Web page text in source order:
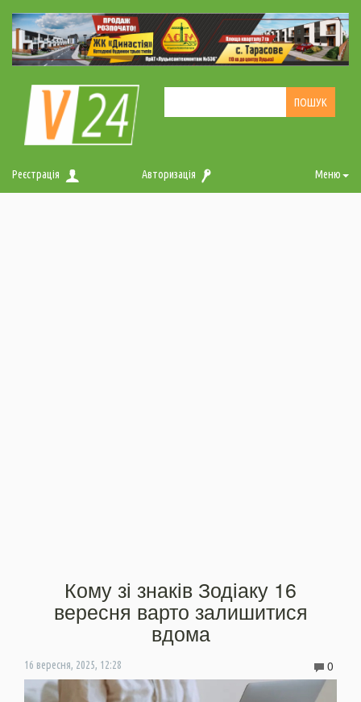
Реєстрація Авторизація Меню
Кому зі знаків Зодіаку 16
вересня варто залишитися
вдома
16 вересня, 2025, 12:28 0